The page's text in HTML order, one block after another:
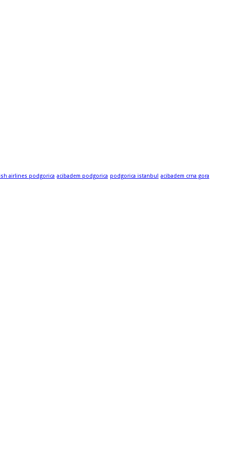
airlines podgorica acibadem podgorica podgorica istanbul acibadem crna gora